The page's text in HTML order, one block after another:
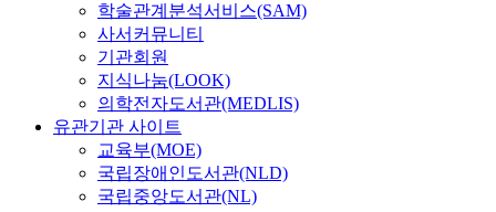
학술관계분석서비스(SAM)
사서커뮤니티
기관회원
지식나눔(LOOK)
의학전자도서관(MEDLIS)
유관기관 사이트
교육부(MOE)
국립장애인도서관(NLD)
국립중앙도서관(NL)